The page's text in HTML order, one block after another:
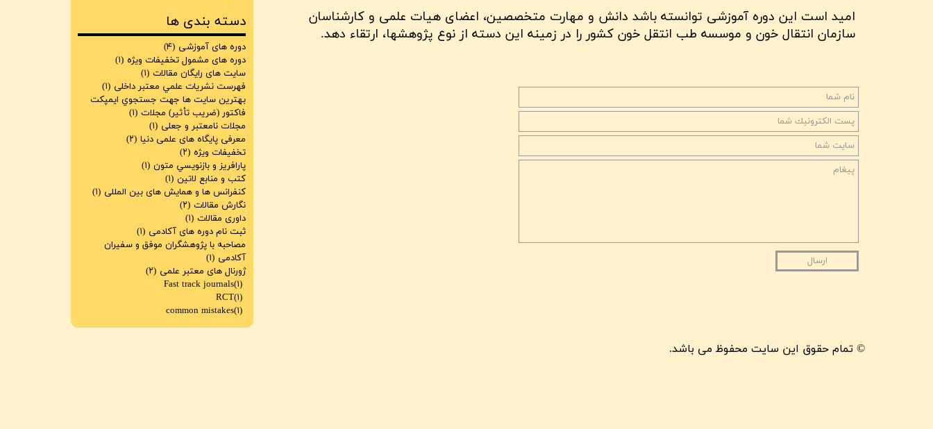
امید است این دوره آموزشی توانسته باشد دانش و مهارت متخصصین، اعضای هیات علمی و کارشناسان
سازمان انتقال خون و موسسه طب انتقل خون کشور را در زمینه این دسته از نوع پژوهشها، ارتقاء دهد.
ارسال
دسته بندی ها
دوره های آموزشی (۴)
دوره های مشمول تخفیفات ویژه (۱)
سایت های رایگان مقالات (۱)
فهرست نشريات علمي معتبر داخلی (۱)
بهترين سايت ها جهت جستجوي ايمپكت
فاكتور (ضريب تأثير) مجلات (۱)
مجلات نامعتبر و جعلی (۱)
معرفی پایگاه های علمی دنیا (۲)
تخفیفات ویژه (۲)
پارافريز و بازنويسي متون (۱)
کتب و منابع لاتین (۱)
کنفرانس ها و همایش های بین المللی (۱)
نگارش مقالات (۲)
داوری مقالات (۱)
ثبت نام دوره های آکادمی (۱)
مصاحبه با پژوهشگران موفق و سفیران
آکادمی (۱)
ژورنال های معتبر علمی (۲)
Fast track journals(۱)
RCT(۱)
common mistakes(۱)
© تمام حقوق این سایت محفوظ می باشد.